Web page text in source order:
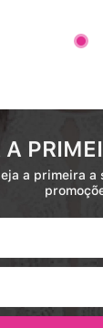
a primeira a